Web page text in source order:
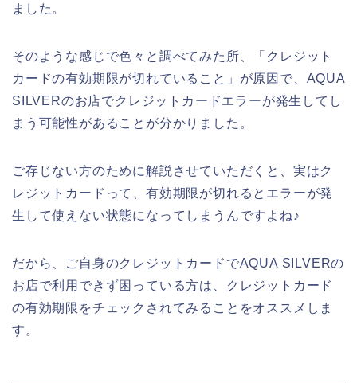
ました。
そのような感じで色々と調べてみた所、「クレジット
カードの有効期限が切れていること」が原因で、AQUA
SILVERのお店でクレジットカードエラーが発生してし
まう可能性があることが分かりました。
ご存じない方のために解説させていただくと、実はク
レジットカードって、有効期限が切れるとエラーが発
生して使えない状態になってしまうんですよね♪
だから、ご自身のクレジットカードでAQUA SILVERの
お店で利用できず困っている方は、クレジットカード
の有効期限をチェックされてみることをオススメしま
す。